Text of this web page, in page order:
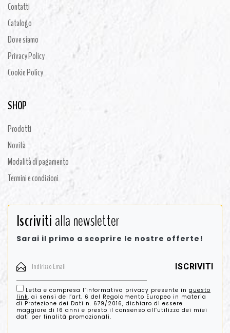
Contatti
Catalogo
Dove siamo
Privacy Policy
Cookie Policy
SHOP
Prodotti
Novità
Modalità di pagamento
Termini e condizioni
Iscrivitialla newsletter
Sarai il primo a scoprire le nostre offerte!
Letta e compresa l’informativa privacy presente in questo
link, ai sensi dell’art. 6 del Regolamento Europeo in materia
di Protezione dei Dati n. 679/2016, dichiaro di essere
maggiore di 16 anni e presto il consenso all’utilizzo dei miei
dati per finalità promozionali.